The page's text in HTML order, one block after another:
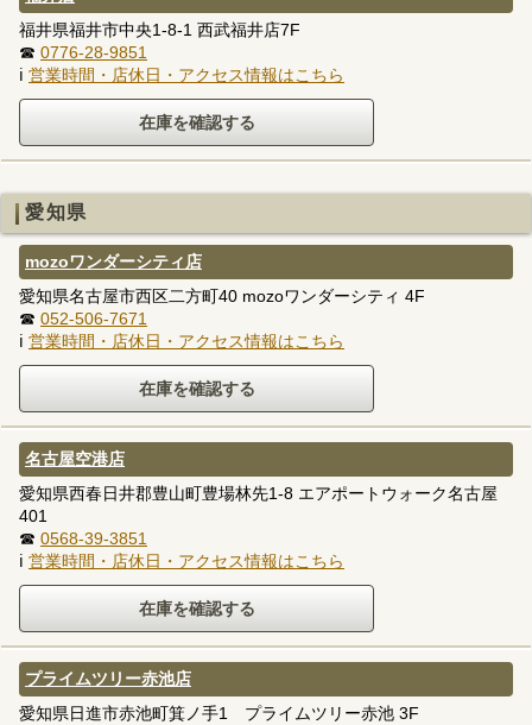
福井県福井市中央1-8-1 西武福井店7F
☎ 0776-28-9851
ℹ 営業時間・店休日・アクセス情報はこちら
愛知県
mozoワンダーシティ店
愛知県名古屋市西区二方町40 mozoワンダーシティ 4F
☎ 052-506-7671
ℹ 営業時間・店休日・アクセス情報はこちら
名古屋空港店
愛知県西春日井郡豊山町豊場林先1-8 エアポートウォーク名古屋
401
☎ 0568-39-3851
ℹ 営業時間・店休日・アクセス情報はこちら
プライムツリー赤池店
愛知県日進市赤池町箕ノ手1 プライムツリー赤池 3F